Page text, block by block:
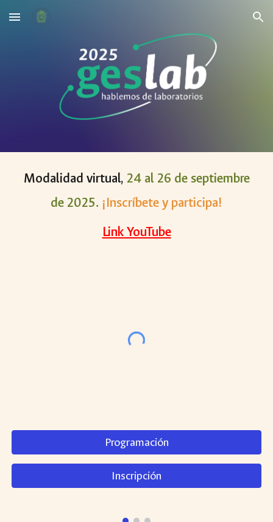
Skip to main content Skip to navigation
Modalidad virtual, 24al 26 de septiembre
de 2025. ¡Inscríbete y participa!
Link YouTube
Programación
Inscripción